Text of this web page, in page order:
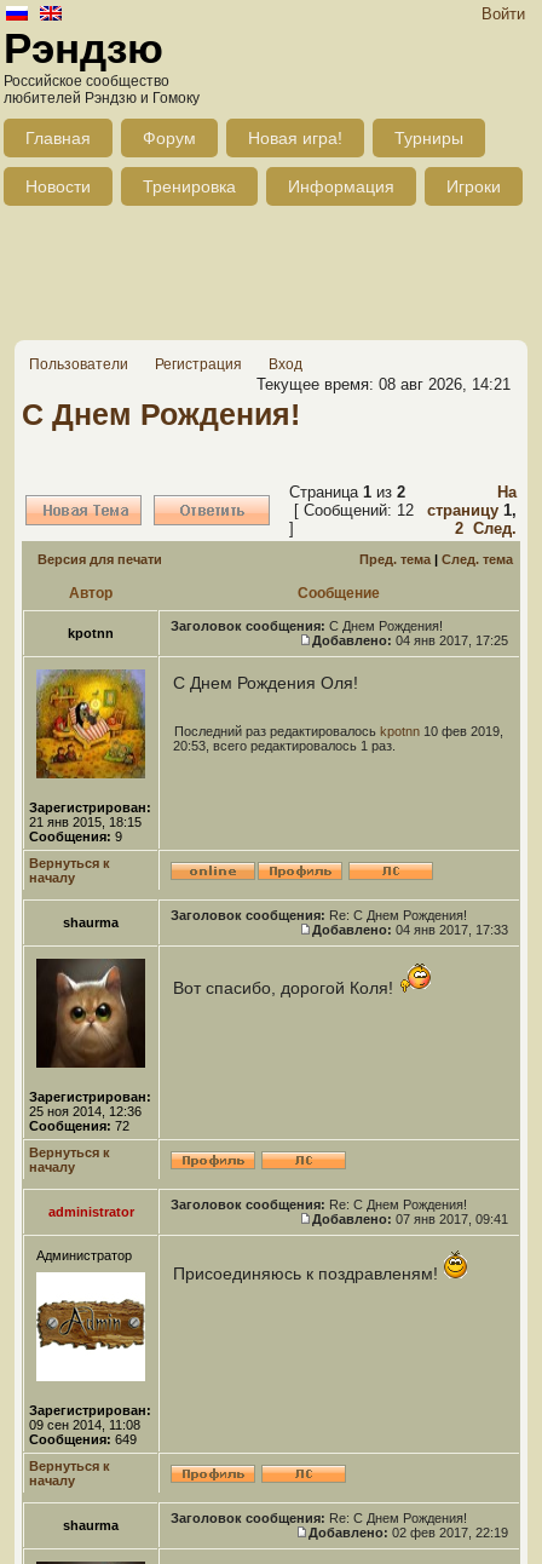
Войти
Рэндзю
Российское сообщество
любителей Рэндзю и Гомоку
Главная Форум Новая игра! Турниры
Новости Тренировка Информация Игроки
Пользователи Регистрация Вход
Текущее время: 08 авг 2026, 14:21
С Днем Рождения!
Страница 1 из 2
[ Сообщений: 12
]
На
страницу 1,
2 След.
Версия для печати Пред. тема | След. тема
Автор Сообщение
kpotnn Заголовок сообщения: С Днем Рождения!
Добавлено: 04 янв 2017, 17:25
Зарегистрирован:
21 янв 2015, 18:15
Сообщения: 9
С Днем Рождения Оля!
Последний раз редактировалось kpotnn 10 фев 2019,
20:53, всего редактировалось 1 раз.
Вернуться к
началу
shaurma Заголовок сообщения: Re: С Днем Рождения!
Добавлено: 04 янв 2017, 17:33
Зарегистрирован:
25 ноя 2014, 12:36
Сообщения: 72
Вот спасибо, дорогой Коля!
Вернуться к
началу
administrator Заголовок сообщения: Re: С Днем Рождения!
Добавлено: 07 янв 2017, 09:41
Администратор
Зарегистрирован:
09 сен 2014, 11:08
Сообщения: 649
Присоединяюсь к поздравленям!
Вернуться к
началу
shaurma Заголовок сообщения: Re: С Днем Рождения!
Добавлено: 02 фев 2017, 22:19